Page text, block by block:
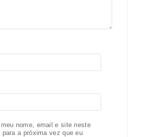
nome, email e site neste
para a próxima vez que eu